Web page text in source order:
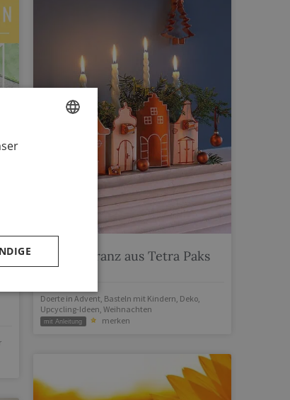
Adventskranz aus Tetra Paks
Doerte in Advent Basteln mit Kindern Deko
Upcycling-Ideen Weihnachten
mit Anleitung merken